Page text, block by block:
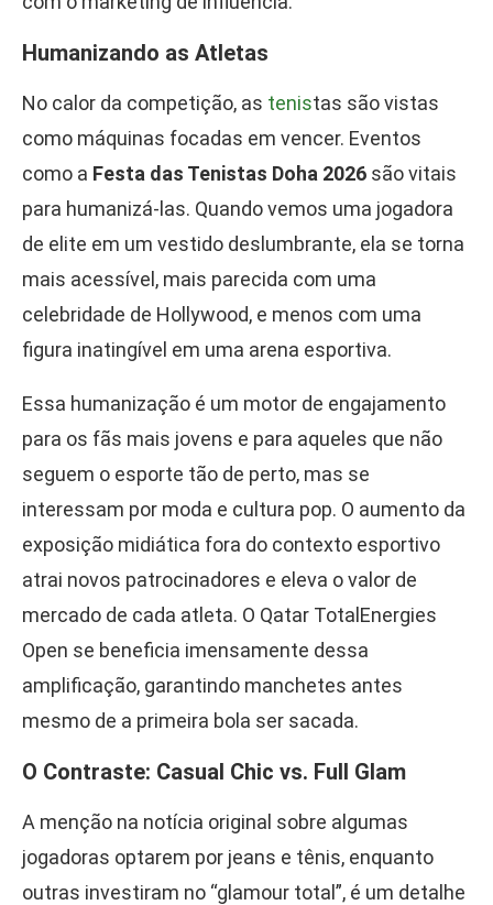
Humanizando as Atletas
No calor da competição, as tenistas são vistas
como máquinas focadas em vencer. Eventos
como a Festa das Tenistas Doha 2026 são vitais
para humanizá-las. Quando vemos uma jogadora
de elite em um vestido deslumbrante, ela se torna
mais acessível, mais parecida com uma
celebridade de Hollywood, e menos com uma
figura inatingível em uma arena esportiva.
Essa humanização é um motor de engajamento
para os fãs mais jovens e para aqueles que não
seguem o esporte tão de perto, mas se
interessam por moda e cultura pop. O aumento da
exposição midiática fora do contexto esportivo
atrai novos patrocinadores e eleva o valor de
mercado de cada atleta. O Qatar TotalEnergies
Open se beneficia imensamente dessa
amplificação, garantindo manchetes antes
mesmo de a primeira bola ser sacada.
O Contraste: Casual Chic vs. Full Glam
A menção na notícia original sobre algumas
jogadoras optarem por jeans e tênis, enquanto
outras investiram no “glamour total”, é um detalhe